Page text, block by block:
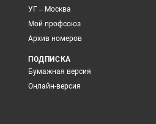
УГ – Москва
Мой профсоюз
Архив номеров
ПОДПИСКА
Бумажная версия
Онлайн-версия